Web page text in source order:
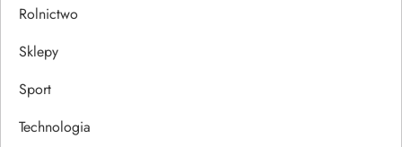
Rolnictwo
Sklepy
Sport
Technologia